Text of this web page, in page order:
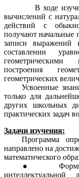
В ходе изучения
вычислений с
действий с
получают начальные
записи выражений
составлении
построения
геометрических
Усвоенные
только для
других школьных
практических задач
Задачи изучения:
Программа
направлено на
математического